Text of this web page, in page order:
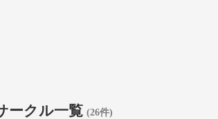
ークル一覧 (26件)